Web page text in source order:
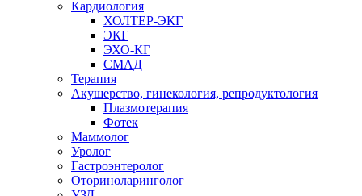
Кардиология
ХОЛТЕР-ЭКГ
ЭКГ
ЭХО-КГ
СМАД
Терапия
Акушерство, гинекология, репродуктология
Плазмотерапия
Фотек
Маммолог
Уролог
Гастроэнтеролог
Оториноларинголог